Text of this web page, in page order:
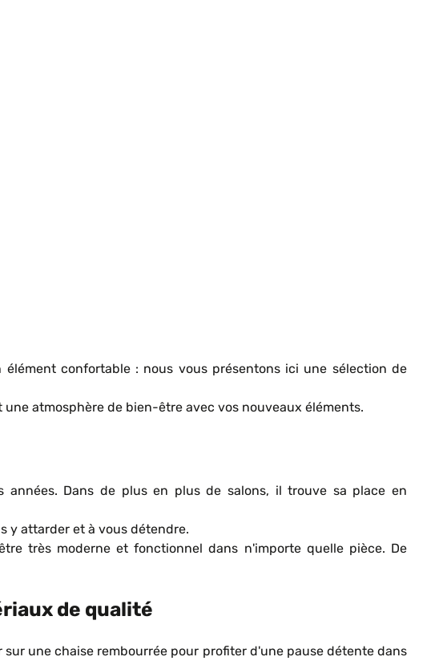
confortable : nous vous présentons ici une sélection de
atmosphère de bien-être avec vos nouveaux éléments.
Dans de plus en plus de salons, il trouve sa place en
y attarder et à vous détendre.
très moderne et fonctionnel dans n'importe quelle pièce. De
de qualité
une chaise rembourrée pour profiter d'une pause détente dans